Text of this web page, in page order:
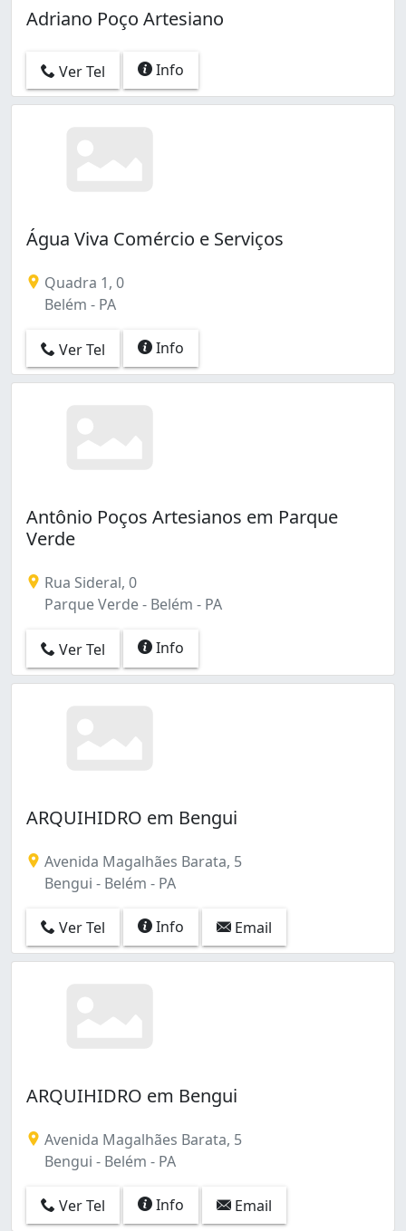
Adriano Poço Artesiano
Ver Tel Info
Água Viva Comércio e Serviços
Quadra 1, 0
Belém - PA
Ver Tel Info
Antônio Poços Artesianos em Parque
Verde
Rua Sideral, 0
Parque Verde - Belém - PA
Ver Tel Info
ARQUIHIDRO em Bengui
Avenida Magalhães Barata, 5
Bengui - Belém - PA
Ver Tel Info Email
ARQUIHIDRO em Bengui
Avenida Magalhães Barata, 5
Bengui - Belém - PA
Ver Tel Info Email